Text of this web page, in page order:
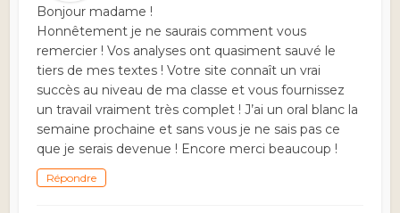
Bonjour madame !
Honnêtement je ne saurais comment vous
remercier ! Vos analyses ont quasiment sauvé le
tiers de mes textes ! Votre site connaît un vrai
succès au niveau de ma classe et vous fournissez
un travail vraiment très complet ! J’ai un oral blanc la
semaine prochaine et sans vous je ne sais pas ce
que je serais devenue ! Encore merci beaucoup !
Répondre